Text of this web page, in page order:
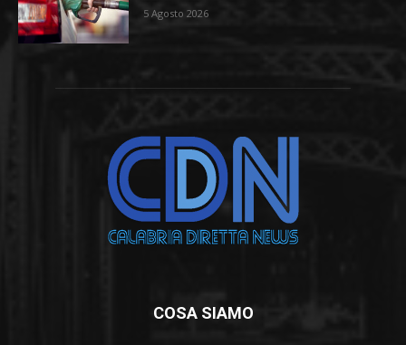
5 Agosto 2026
COSA SIAMO